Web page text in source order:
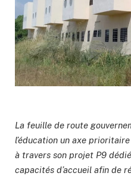
La feuille de route
l’éducation un axe
à travers son projet P9
capacités d’accueil afin de